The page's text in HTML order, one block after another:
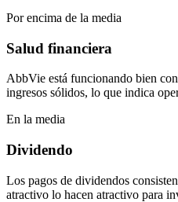
Por encima de la media
Salud financiera
AbbVie está funcionando bien
ingresos sólidos, lo que indica
En la media
Dividendo
Los pagos de dividendos
atractivo lo hacen atractivo para